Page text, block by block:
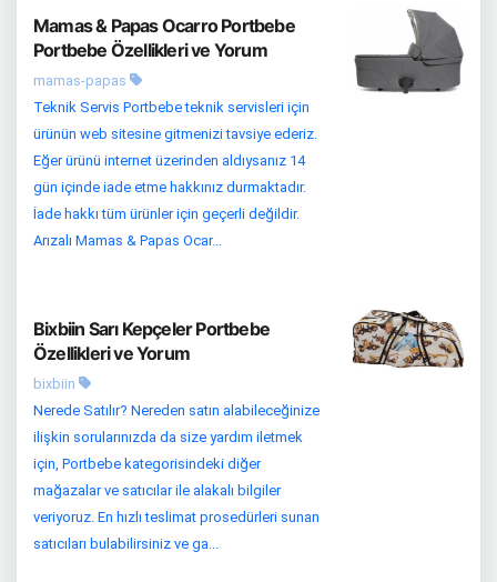
Mamas & Papas Ocarro Portbebe
Portbebe Özellikleri ve Yorum
mamas-papas
Teknik Servis Portbebe teknik servisleri için
ürünün web sitesine gitmenizi tavsiye ederiz.
Eğer ürünü internet üzerinden aldıysanız 14
gün içinde iade etme hakkınız durmaktadır.
İade hakkı tüm ürünler için geçerli değildir.
Arızalı Mamas & Papas Ocar...
Bixbiin Sarı Kepçeler Portbebe
Özellikleri ve Yorum
bixbiin
Nerede Satılır? Nereden satın alabileceğinize
ilişkin sorularınızda da size yardım iletmek
için, Portbebe kategorisindeki diğer
mağazalar ve satıcılar ile alakalı bilgiler
veriyoruz. En hızlı teslimat prosedürleri sunan
satıcıları bulabilirsiniz ve ga...